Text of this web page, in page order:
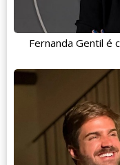
Fernanda Gentil é